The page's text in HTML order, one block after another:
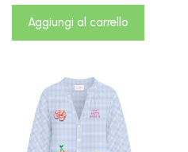
Aggiungi al carrello